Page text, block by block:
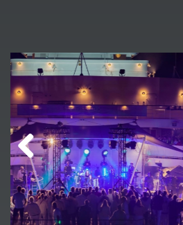
Previ
ous